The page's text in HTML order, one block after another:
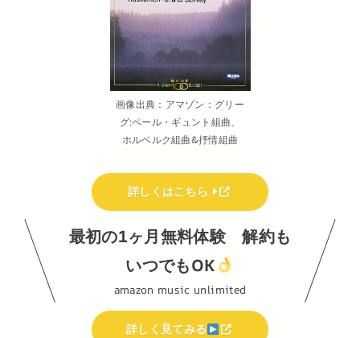
画像出典：アマゾン：グリー
グ:ペール・ギュント組曲、
ホルベルク組曲&抒情組曲
詳しくはこちら
最初の1ヶ月無料体験 解約も
いつでもOK
amazon music unlimited
詳しく見てみる